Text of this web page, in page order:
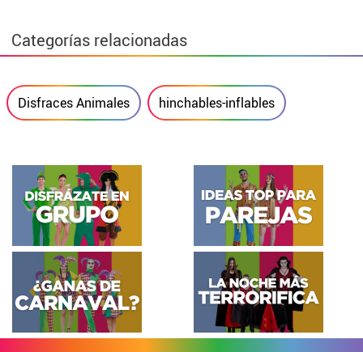
Categorías relacionadas
Disfraces Animales hinchables-inflables